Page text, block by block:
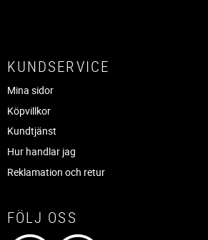
KUNDSERVICE
Mina sidor
Köpvillkor
Kundtjänst
Hur handlar jag
Reklamation och retur
FÖLJ OSS